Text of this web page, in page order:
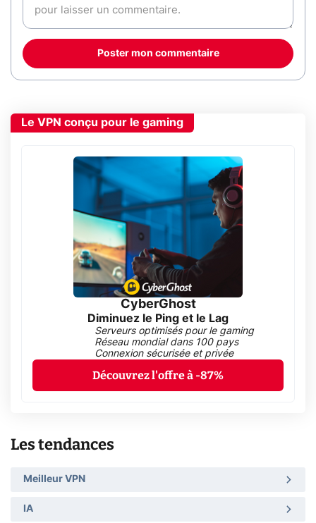
Poster mon commentaire
Le VPN conçu pour le gaming
CyberGhost
Diminuez le Ping et le Lag
Serveurs optimisés pour le gaming
Réseau mondial dans 100 pays
Connexion sécurisée et privée
Découvrez l'offre à -87%
Les tendances
Meilleur VPN
IA